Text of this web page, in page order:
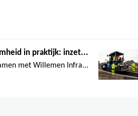
in praktijk: inzet...
met Willemen Infra...